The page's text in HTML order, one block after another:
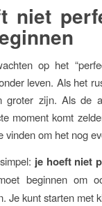
niet
op het
leven. Als het
groter zijn. Als de
moment komt
vinden om het nog
je hoeft niet
beginnen om
Je kunt starten met